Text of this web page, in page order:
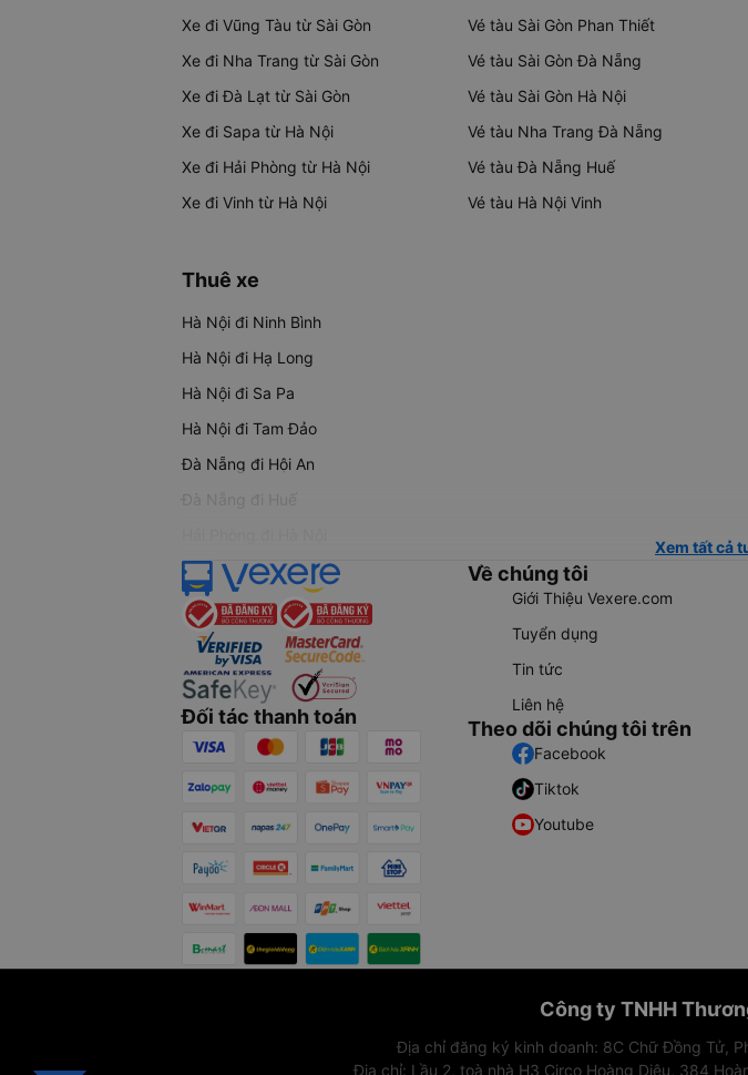
Xe đi Vũng Tàu từ Sài Gòn
Xe đi Nha Trang từ Sài Gòn
Xe đi Đà Lạt từ Sài Gòn
Xe đi Sapa từ Hà Nội
Xe đi Hải Phòng từ Hà Nội
Xe đi Vinh từ Hà Nội
Vé tàu Sài Gòn Phan Thiết
Vé tàu Sài Gòn Đà Nẵng
Vé tàu Sài Gòn Hà Nội
Vé tàu Nha Trang Đà Nẵng
Vé tàu Đà Nẵng Huế
Vé tàu Hà Nội Vinh
Thuê xe
Hà Nội đi Ninh Bình
Hà Nội đi Hạ Long
Hà Nội đi Sa Pa
Hà Nội đi Tam Đảo
Đà Nẵng đi Hội An
Đà Nẵng đi Huế
Xem tất cả
Đối tác thanh toán
Về chúng tôi
Giới Thiệu Vexere.com
Tuyển dụng
Tin tức
Liên hệ
Theo dõi chúng tôi trên
Facebook
Tiktok
Youtube
Công ty TNHH
Địa chỉ đăng ký kinh doanh: 8C Chữ Đồng Tử,
Địa chỉ: Lầu 2, toà nhà H3 Circo Hoàng Diệu, 384